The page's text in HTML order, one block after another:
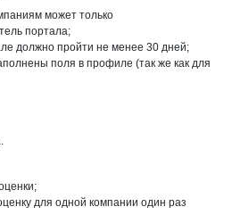
может только
портала;
должно пройти не менее 30 дней;
поля в профиле (так же как для
для одной компании один раз